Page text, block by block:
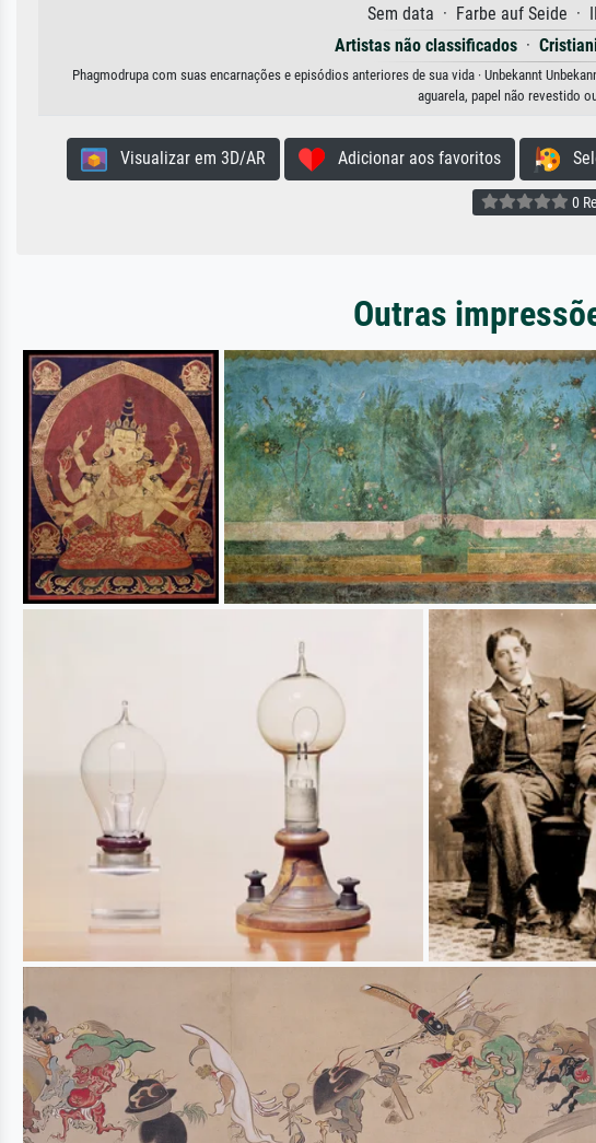
Sem data · Farbe auf Seide ·
Artistas não classificados ·
Phagmodrupa com suas encarnações e episódios anteriores de sua vida · Unbekannt
aguarela, papel não revestido
Visualizar em 3D/AR Adicionar aos favoritos
0
Outras